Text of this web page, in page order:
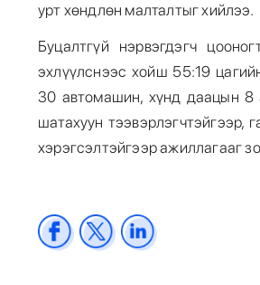
урт хөндлөн малталтыг хийлээ.
Буцалтгүй нэрвэгдэгч
эхлүүлснээс хойш 55:19
30 автомашин, хүнд даацын 8
шатахуун
хэрэгсэлтэйгээр ажиллагааг